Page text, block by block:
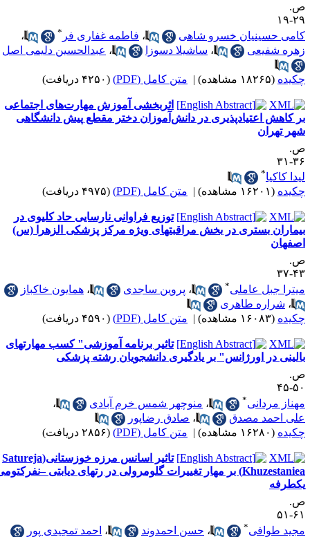
۱۹
حسینیان خسرو شاهی
،فاطمه غفاری فر*
،
شفیعی
،ساشیلا دسوزا ،عبدالحسین دلیمی اصل
(۱۸۲۶۵ مشاهده) | متن کامل (PDF) (۴۲۵۰ دریافت)
اثربخشی آموزش مهارت‌های اجتماعی
کاهش اعتیادپذیری در دانش‌آموزان دختر مقطع پیش دانشگاهی
تهران
۳۱
کاکیا*
(۱۶۲۰۱ مشاهده) | متن کامل (PDF) (۴۹۷۵ دریافت)
توزیع فراوانی نارسایی حاد کلیوی در
بستری در بخش مراقبتهای ویژه مرکز پزشکی الزهرا (س)
۳۷
جبل عاملی
،پروین ساجدی ،همایون خاکباز
،شراره طاهری
(۱۶۰۸۳ مشاهده) | متن کامل (PDF) (۴۵۹۰ دریافت)
تاثیر برنامه آموزشی" کسب مهارتهای
در اورژانس" بر یادگیری دانشجویان رشته پزشکی
۴۵
مردانی
،منوچهر شمس خرم آبادی
،
احمد مصدق
،صادق رضاپور
(۱۶۲۸۰ مشاهده) | متن کامل (PDF) (۲۸۵۶ دریافت)
تاثیر اسانس مرزه خوزستانی(Satureja
Khuzestaniea) بر مهار تغییرات گلومرولی در رتهای دیابتی –نفرکتومی
۵۱
طوافی
،حسن احمدوند ،احمد تمجیدی پور